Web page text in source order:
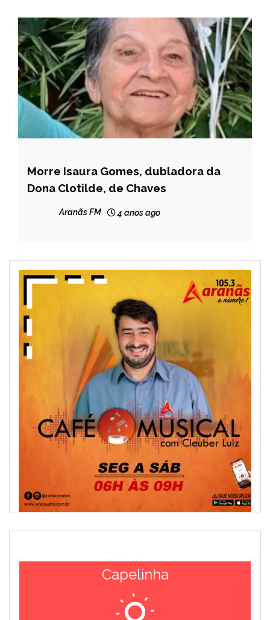
ENTRETENIMENTO
Morre Isaura Gomes, dubladora da
Dona Clotilde, de Chaves
Aranãs FM 4 anos ago
Capelinha